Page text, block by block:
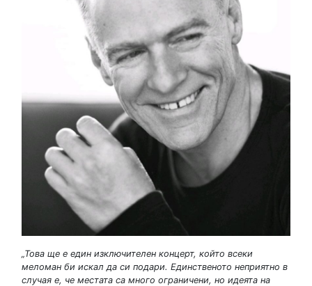
„Това ще е един изключителен концерт, който всеки
меломан би искал да си подари. Единственото неприятно в
случая е, че местата са много ограничени, но идеята на